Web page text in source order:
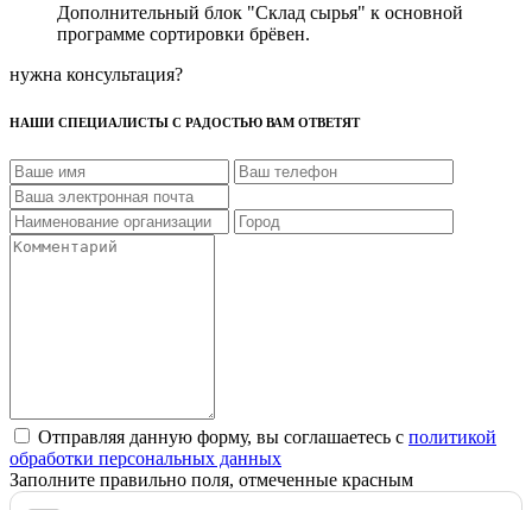
Дополнительный блок "Склад сырья" к основной
программе сортировки брёвен.
нужна консультация?
НАШИ СПЕЦИАЛИСТЫ С РАДОСТЬЮ ВАМ ОТВЕТЯТ
Отправляя данную форму, вы соглашаетесь с политикой
обработки персональных данных
Заполните правильно поля, отмеченные красным